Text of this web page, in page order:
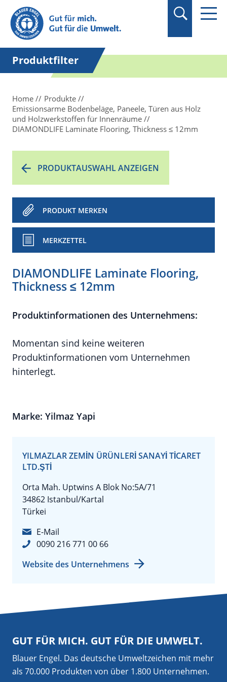
Suchbegriff in
Anführungszeichen
setzen.
Produktfilter
Home
Produkte
Emissionsarme Bodenbeläge, Paneele, Türen aus Holz
und Holzwerkstoffen für Innenräume
DIAMONDLIFE Laminate Flooring, Thickness ≤ 12mm
PRODUKTAUSWAHL ANZEIGEN
PRODUKT MERKEN
MERKZETTEL
DIAMONDLIFE Laminate Flooring,
Thickness ≤ 12mm
Produktinformationen des Unternehmens:
Momentan sind keine weiteren
Produktinformationen vom Unternehmen
hinterlegt.
Marke: Yilmaz Yapi
YILMAZLAR ZEMİN ÜRÜNLERİ SANAYİ TİCARET
LTD.ŞTİ
Orta Mah. Uptwins A Blok No:5A/71
34862 Istanbul/Kartal
Türkei
E-Mail
0090 216 771 00 66
Website des Unternehmens
GUT FÜR MICH. GUT FÜR DIE UMWELT.
Blauer Engel. Das deutsche Umweltzeichen mit mehr
als 70.000 Produkten von über 1.800 Unternehmen.